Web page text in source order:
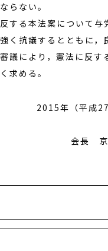
らない。
する本法案について与
く抗議するとともに，
議により，憲法に反す
求める。
2015年（平成
会長 京